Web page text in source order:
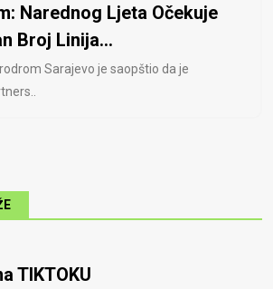
Narednog Ljeta Očekuje
Broj Linija...
Sarajevo je saopštio da je
TIKTOKU